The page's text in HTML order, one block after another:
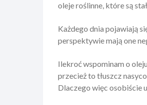
oleje roślinne, które są
Każdego dnia pojawiają
perspektywie mają one
Ilekroć wspominam o
przecież to tłuszcz
Dlaczego więc osobiście